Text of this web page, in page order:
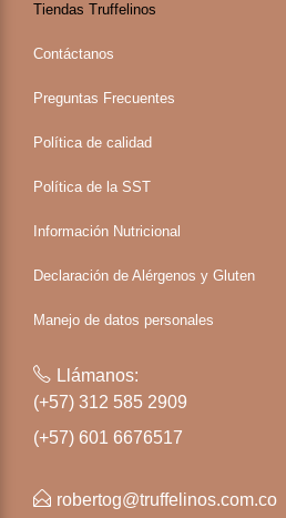
Tiendas Truffelinos
Contáctanos
Preguntas Frecuentes
Política de calidad
Política de la SST
Información Nutricional
Declaración de Alérgenos y Gluten
Manejo de datos personales
Llámanos:
(+57) 312 585 2909
(+57) 601 6676517
robertog@truffelinos.com.co